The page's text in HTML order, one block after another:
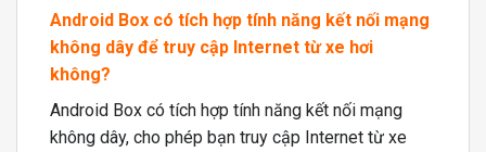
Android Box có tích hợp tính năng kết nối mạng
không dây để truy cập Internet từ xe hơi
không?
Android Box có tích hợp tính năng kết nối mạng
không dây, cho phép bạn truy cập Internet từ xe